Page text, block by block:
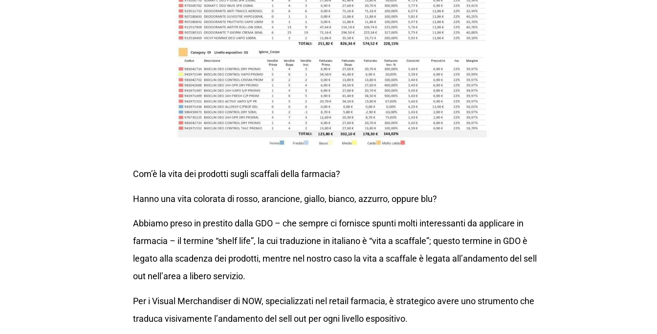
Com’è la vita dei prodotti sugli scaffali della farmacia?
Hanno una vita colorata di rosso, arancione, giallo, bianco, azzurro, oppure blu?
Abbiamo preso in prestito dalla GDO – che sempre ci fornisce spunti molti interessanti da applicare in
farmacia – il termine “shelf life”, la cui traduzione in italiano è “vita a scaffale”; questo termine in GDO è
legato alla scadenza dei prodotti, mentre nel nostro caso la vita a scaffale è legata all’andamento del sell
out nell’area a libero servizio.
Per i Visual Merchandiser di NOW, specializzati nel retail farmacia, è strategico avere uno strumento che
traduca visivamente l’andamento del sell out per ogni livello espositivo.